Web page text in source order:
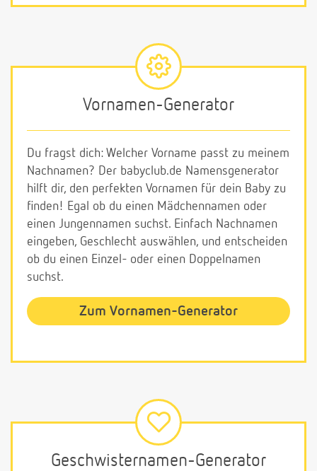
Vornamen-Generator
Du fragst dich: Welcher Vorname passt zu meinem
Nachnamen? Der babyclub.de Namensgenerator
hilft dir, den perfekten Vornamen für dein Baby zu
finden! Egal ob du einen Mädchennamen oder
einen Jungennamen suchst. Einfach Nachnamen
eingeben, Geschlecht auswählen, und entscheiden
ob du einen Einzel- oder einen Doppelnamen
suchst.
Zum Vornamen-Generator
Geschwisternamen-Generator